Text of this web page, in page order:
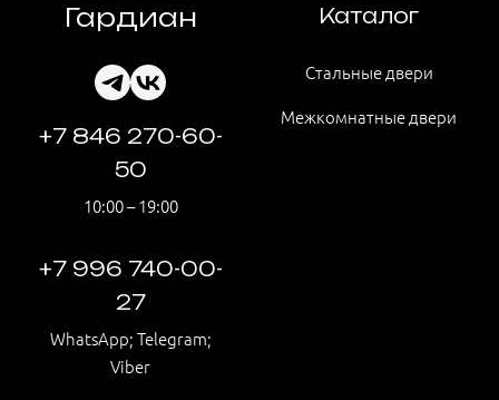
Гардиан
+7 846 270-60-
50
10:00 – 19:00
+7 996 740-00-
27
WhatsApp; Telegram;
Viber
Каталог
Стальные двери
Межкомнатные двери